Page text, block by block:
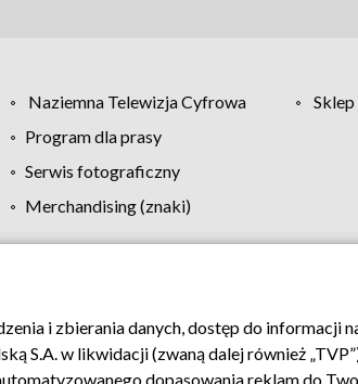
Naziemna Telewizja Cyfrowa
Program dla prasy
Serwis fotograficzny
Merchandising (znaki)
Biuro reklamy Kontakt
i zbierania danych, dostęp do informacji
S.A. w likwidacji (zwaną dalej również
dopasowania reklam do